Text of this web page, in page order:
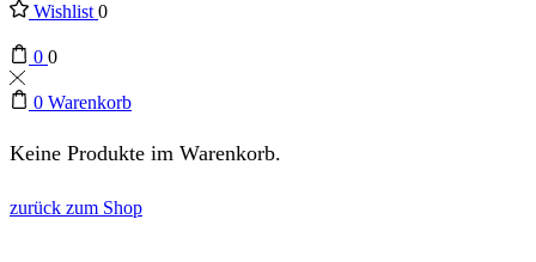
Wishlist 0
0 0
0 Warenkorb
Keine Produkte im Warenkorb.
zurück zum Shop